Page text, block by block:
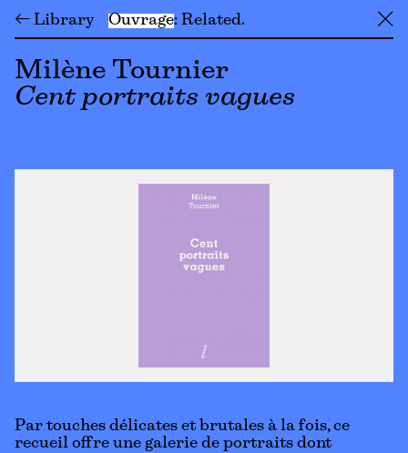
← Library Ouvrage Related ╳
Milène Tournier
Cent portraits vagues
Par touches délicates et brutales à la fois, ce
recueil offre une galerie de portraits dont